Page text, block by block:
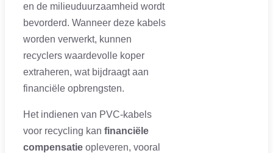
en de milieuduurzaamheid wordt
bevorderd. Wanneer deze kabels
worden verwerkt, kunnen
recyclers waardevolle koper
extraheren, wat bijdraagt aan
financiële opbrengsten.
Het indienen van PVC-kabels
voor recycling kan financiële
compensatie opleveren, vooral